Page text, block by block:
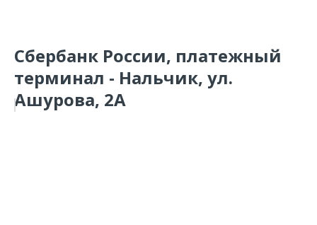
Сбербанк России, платежный
терминал - Нальчик, ул.
Ашурова, 2А